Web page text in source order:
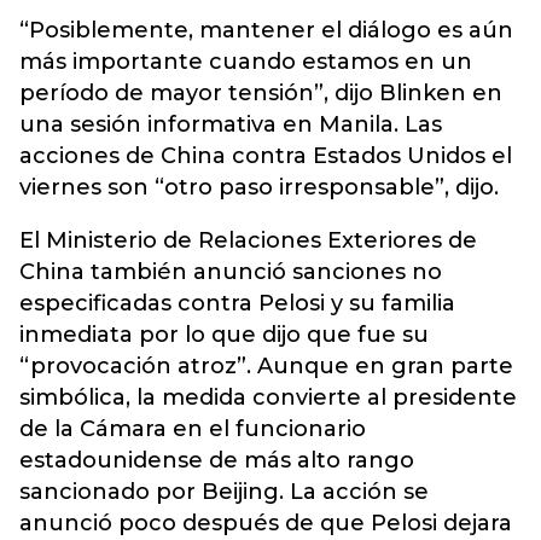
“Posiblemente, mantener el diálogo es aún
más importante cuando estamos en un
período de mayor tensión”, dijo Blinken en
una sesión informativa en Manila. Las
acciones de China contra Estados Unidos el
viernes son “otro paso irresponsable”, dijo.
El Ministerio de Relaciones Exteriores de
China también anunció sanciones no
especificadas contra Pelosi y su familia
inmediata por lo que dijo que fue su
“provocación atroz”. Aunque en gran parte
simbólica, la medida convierte al presidente
de la Cámara en el funcionario
estadounidense de más alto rango
sancionado por Beijing. La acción se
anunció poco después de que Pelosi dejara